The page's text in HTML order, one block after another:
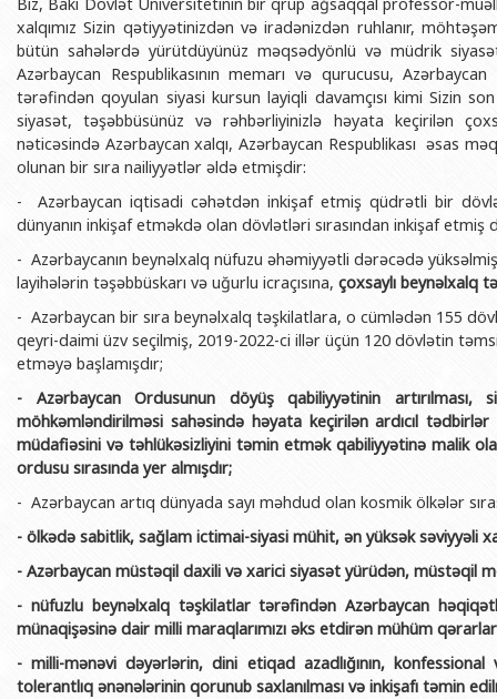
BDU-nun məzunları
Fəxri doktorlarımız
BDU-da təhsil
BDU-da tədris olunan ixtisaslar
Universitet tarixinin ən mühüm hadisələri
İnsan resursları və hüquq şöbəsi
Sənədlər və Müraciətlərlə iş
Maliyyə və təminat Departamenti
Keyfiyyətin təminatı, monitorinq
Psixoloji Yardım Sektoru
Mədəniyyət-yaradıcılıq Mərkəzi
İdman-sağlamlıq Mərkəzi
BDU-nun Nəşr Evi
Geologiya fakültəsi
Filologiya fakültəsi
Tarix fakültəsi
Beynəlxalq
Jurnalistika fakültəsi
İnformasiya və
Şərqşünasliq
Sosial elmlər və
Şəxsi
xalqımız Sizin qətiyyətinizdən və iradənizdən ruhlanır,
bütün sahələrdə yürütdüyünüz məqsədyönlü və müdrik
Azərbaycan Respublikasının memarı və qurucusu,
tərəfindən qoyulan siyasi kursun layiqli davamçısı kimi Sizin
siyasət, təşəbbüsünüz və rəhbərliyinizlə həyata keçirilən
nəticəsində Azərbaycan xalqı, Azərbaycan Respublikası əsas
olunan bir sıra nailiyyətlər əldə etmişdir:
- Azərbaycan iqtisadi cəhətdən inkişaf etmiş qüdrətli bir
dünyanın inkişaf etməkdə olan dövlətləri sırasından inkişaf etmiş
- Azərbaycanın beynəlxalq nüfuzu əhəmiyyətli dərəcədə
layihələrin təşəbbüskarı və uğurlu icraçısına, çoxsaylı beynəlxalq
- Azərbaycan bir sıra beynəlxalq təşkilatlara, o cümlədən 155
qeyri-daimi üzv seçilmiş, 2019-2022-ci illər üçün 120 dövlətin
etməyə başlamışdır;
- Azərbaycan Ordusunun döyüş qabiliyyətinin artırılması,
möhkəmləndirilməsi sahəsində həyata keçirilən ardıcıl
müdafiəsini və təhlükəsizliyini təmin etmək qabiliyyətinə malik
ordusu sırasında yer almışdır;
- Azərbaycan artıq dünyada sayı məhdud olan kosmik ölkələr
- ölkədə sabitlik, sağlam ictimai-siyasi mühit, ən yüksək səviyyəli
- Azərbaycan müstəqil daxili və xarici siyasət yürüdən, müstəqil
- nüfuzlu beynəlxalq təşkilatlar tərəfindən Azərbaycan
münaqişəsinə dair milli maraqlarımızı əks etdirən mühüm
-milli-mənəvi dəyərlərin, dini etiqad azadlığının,
tolerantlıq ənənələrinin qorunub saxlanılması və inkişafı təmin